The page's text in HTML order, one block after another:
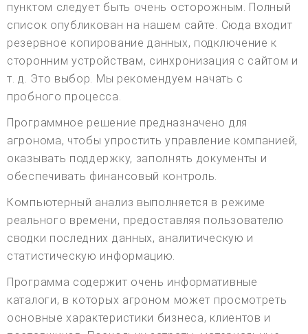
пунктом следует быть очень осторожным. Полный
список опубликован на нашем сайте. Сюда входит
резервное копирование данных, подключение к
сторонним устройствам, синхронизация с сайтом и
т. д. Это выбор. Мы рекомендуем начать с
пробного процесса.
Программное решение предназначено для
агронома, чтобы упростить управление компанией,
оказывать поддержку, заполнять документы и
обеспечивать финансовый контроль.
Компьютерный анализ выполняется в режиме
реального времени, предоставляя пользователю
сводки последних данных, аналитическую и
статистическую информацию.
Программа содержит очень информативные
каталоги, в которых агроном может просмотреть
основные характеристики бизнеса, клиентов и